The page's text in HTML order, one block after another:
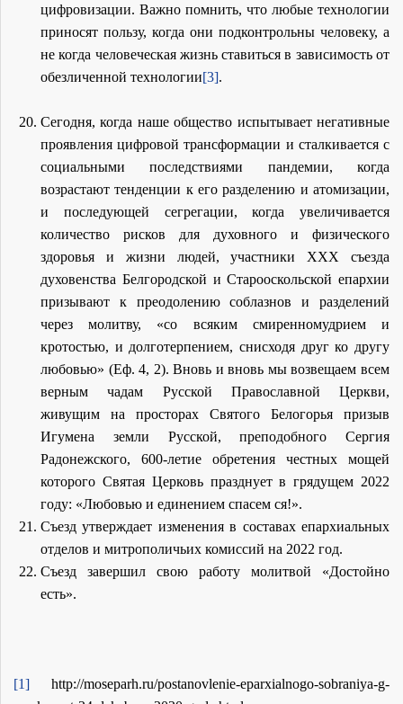
цифровизации. Важно помнить, что любые технологии
приносят пользу, когда они подконтрольны человеку, а
не когда человеческая жизнь ставиться в зависимость от
обезличенной технологии[3].
Сегодня, когда наше общество испытывает негативные
проявления цифровой трансформации и сталкивается с
социальными последствиями пандемии, когда
возрастают тенденции к его разделению и атомизации,
и последующей сегрегации, когда увеличивается
количество рисков для духовного и физического
здоровья и жизни людей, участники XXX съезда
духовенства Белгородской и Старооскольской епархии
призывают к преодолению соблазнов и разделений
через молитву, «со всяким смиренномудрием и
кротостью, и долготерпением, снисходя друг ко другу
любовью» (Еф. 4, 2). Вновь и вновь мы возвещаем всем
верным чадам Русской Православной Церкви,
живущим на просторах Святого Белогорья призыв
Игумена земли Русской, преподобного Сергия
Радонежского, 600-летие обретения честных мощей
которого Святая Церковь празднует в грядущем 2022
году: «Любовью и единением спасем ся!».
Съезд утверждает изменения в составах епархиальных
отделов и митрополичьих комиссий на 2022 год.
Съезд завершил свою работу молитвой «Достойно
есть».
[1] http://moseparh.ru/postanovlenie-eparxialnogo-sobraniya-g-